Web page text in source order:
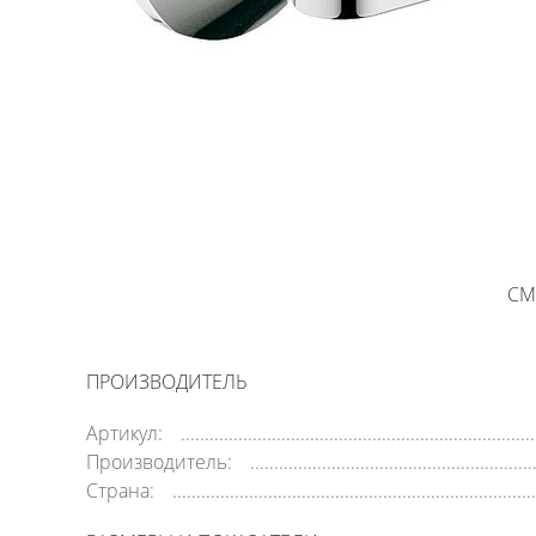
ПРОИЗВОДИТЕЛЬ
Артикул:
Производитель:
Страна: